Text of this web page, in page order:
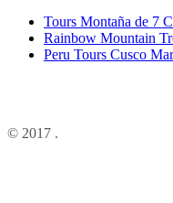
Tours Montaña de 7
Rainbow Mountain
Peru Tours Cusco
© 2017 .